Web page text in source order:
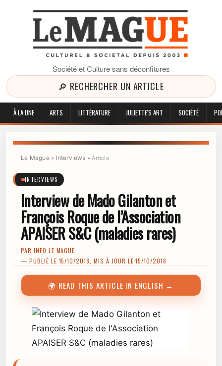
Société et Culture sans déconfitures
🔎 RECHERCHER UN ARTICLE
À LA UNE ARTS LITTÉRATURE JULIETTE'S ART SOCIÉTÉ
Le Mague» Interviews »Article
INTERVIEWS
Interview de Mado Gilanton et
François Roque de l’Association
APAISER S&C (maladies rares)
PAR INFO LE MAGUE
— PUBLIÉ LE 15/10/2018, MIS À JOUR LE 15/10/2018
🌍 READ THIS ARTICLE IN ENGLISH →